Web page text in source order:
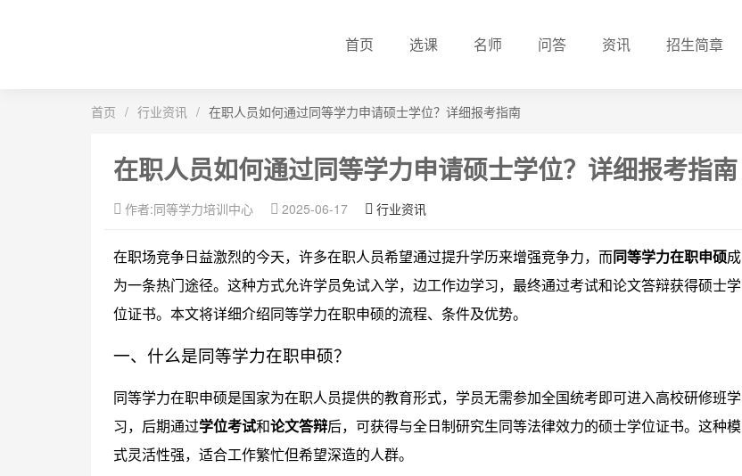
首页 选课 名师 问答 资讯 招生简章
首页 / 行业资讯 / 在职人员如何通过同等学力申请硕士学位？详细报考指南
在职人员如何通过同等学力申请硕士学位？详细报考指南
作者:同等学力培训中心 2025-06-17 行业资讯
在职场竞争日益激烈的今天，许多在职人员希望通过提升学历来增强竞争力，而 同等学力在职申硕成
为一条热门途径。这种方式允许学员免试入学，边工作边学习，最终通过考试和论文答辩获得硕士学
位证书。本文将详细介绍同等学力在职申硕的流程、条件及优势。
一、什么是同等学力在职申硕？
同等学力在职申硕是国家为在职人员提供的教育形式，学员无需参加全国统考即可进入高校研修班学
习，后期通过学位考试和论文答辩后，可获得与全日制研究生同等法律效力的硕士学位证书。这种模
式灵活性强，适合工作繁忙但希望深造的人群。